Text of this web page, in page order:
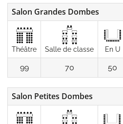
Salon Grandes Dombes
Théâtre Salle de classe En U
99 70 50
Salon Petites Dombes